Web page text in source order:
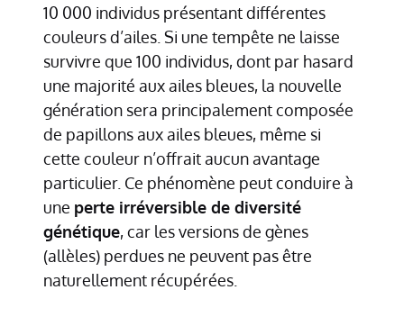
10 000 individus présentant différentes
couleurs d’ailes. Si une tempête ne laisse
survivre que 100 individus, dont par hasard
une majorité aux ailes bleues, la nouvelle
génération sera principalement composée
de papillons aux ailes bleues, même si
cette couleur n’offrait aucun avantage
particulier. Ce phénomène peut conduire à
une perte irréversible de diversité
génétique, car les versions de gènes
(allèles) perdues ne peuvent pas être
naturellement récupérées.